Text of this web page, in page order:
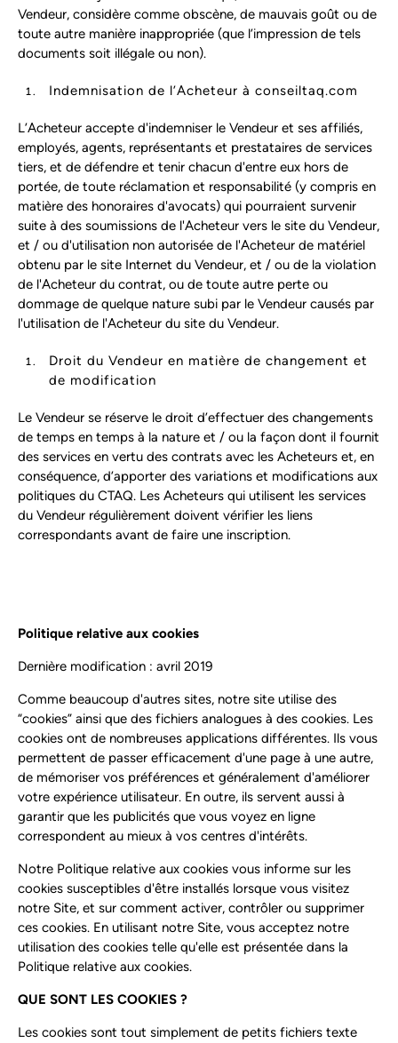
Vendeur, considère comme obscène, de mauvais goût ou de
toute autre manière inappropriée (que l’impression de tels
documents soit illégale ou non).
Indemnisation de l’Acheteur à conseiltaq.com
L’Acheteur accepte d'indemniser le Vendeur et ses affiliés,
employés, agents, représentants et prestataires de services
tiers, et de défendre et tenir chacun d'entre eux hors de
portée, de toute réclamation et responsabilité (y compris en
matière des honoraires d'avocats) qui pourraient survenir
suite à des soumissions de l'Acheteur vers le site du Vendeur,
et / ou d'utilisation non autorisée de l'Acheteur de matériel
obtenu par le site Internet du Vendeur, et / ou de la violation
de l'Acheteur du contrat, ou de toute autre perte ou
dommage de quelque nature subi par le Vendeur causés par
l'utilisation de l'Acheteur du site du Vendeur.
Droit du Vendeur en matière de changement et
de modification
Le Vendeur se réserve le droit d’effectuer des changements
de temps en temps à la nature et / ou la façon dont il fournit
des services en vertu des contrats avec les Acheteurs et, en
conséquence, d’apporter des variations et modifications aux
politiques du CTAQ. Les Acheteurs qui utilisent les services
du Vendeur régulièrement doivent vérifier les liens
correspondants avant de faire une inscription.
Politique relative aux cookies
Dernière modification : avril 2019
Comme beaucoup d'autres sites, notre site utilise des
“cookies” ainsi que des fichiers analogues à des cookies. Les
cookies ont de nombreuses applications différentes. Ils vous
permettent de passer efficacement d'une page à une autre,
de mémoriser vos préférences et généralement d'améliorer
votre expérience utilisateur. En outre, ils servent aussi à
garantir que les publicités que vous voyez en ligne
correspondent au mieux à vos centres d'intérêts.
Notre Politique relative aux cookies vous informe sur les
cookies susceptibles d'être installés lorsque vous visitez
notre Site, et sur comment activer, contrôler ou supprimer
ces cookies. En utilisant notre Site, vous acceptez notre
utilisation des cookies telle qu'elle est présentée dans la
Politique relative aux cookies.
QUE SONT LES COOKIES ?
Les cookies sont tout simplement de petits fichiers texte